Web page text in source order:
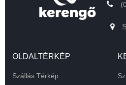
OLDALTÉRKÉP
Szállás Térkép